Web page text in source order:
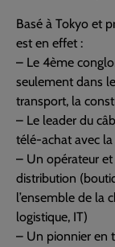
Basé à Tokyo et
est en effet :
– Le 4ème
seulement dans
transport, la
– Le leader du
télé-achat avec
– Un opérateur
distribution
l’ensemble de la
logistique, IT)
– Un pionnier en